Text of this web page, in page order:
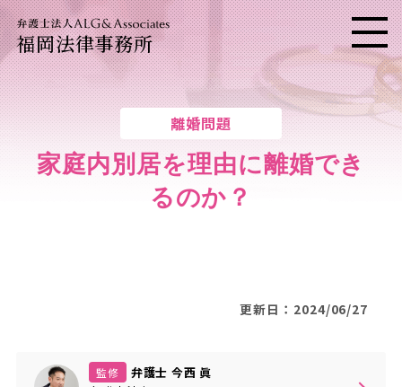
福岡法律事務所 メニ
離婚問題
家庭内別居を理由に離婚でき
るのか？
更新日：2024/06/27
監修
弁護士 今西 眞